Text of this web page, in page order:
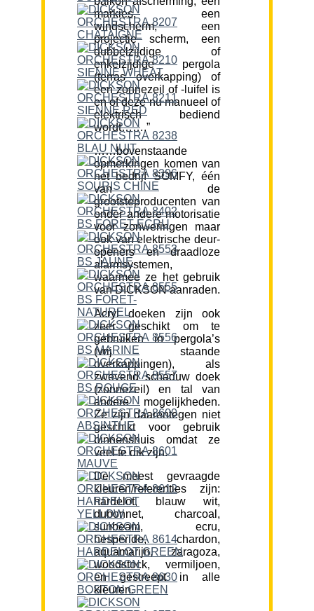
markies, een
windscherm, een
projectie scherm, een
dubbelzijdige of
enkelzijdige pergola
(terras overkapping) of
een zonnezeil of -luifel is
en of deze nu manueel of
elektrisch bediend
wordt…….”
……bovenstaande
opmerkingen komen van
het bedrijf SOMFY, één
van de
grootsteproducenten van
onder andere motorisatie
voor zonweringen maar
ook van elektrische deur-
openers en draadloze
alarmsystemen,
waarmee ze het gebruik
van DICKSON aanraden.
Acryl doeken zijn ook
zeer geschikt om te
gebruiken in pergola’s
(vrij staande
overkappingen), als
zwevend schaduw doek
(zonnezeil) en tal van
andere mogelijkheden.
Ze zijn daarentegen niet
geschikt voor gebruik
binnenshuis omdat ze
veel te dik zijn.
De meest gevraagde
kleuren/referenties zijn:
hardelot, blauw wit,
dubonnet, charcoal,
sunbeam, ecru,
hesperide, chardon,
aquamarijn, zaragoza,
woodstock, vermiljoen,
en gestreept in alle
kleuren.